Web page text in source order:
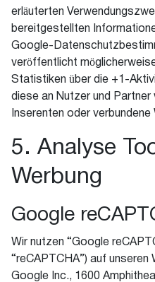
erläuterten
bereitgestellten
Google-
veröffentlicht
Statistiken über die +1-
diese an Nutzer und Partner
Inserenten oder
5. Analyse
Werbung
Google
Wir nutzen “Google
“reCAPTCHA”) auf
Google Inc., 1600